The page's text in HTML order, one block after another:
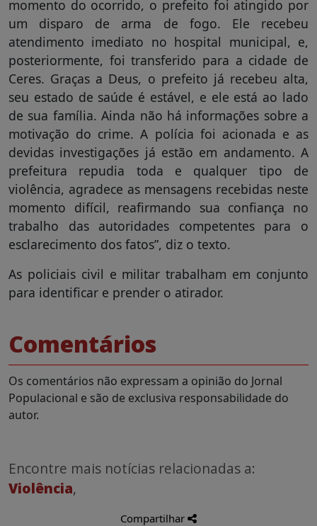
momento do ocorrido, o prefeito foi atingido por
um disparo de arma de fogo. Ele recebeu
atendimento imediato no hospital municipal, e,
posteriormente, foi transferido para a cidade de
Ceres. Graças a Deus, o prefeito já recebeu alta,
seu estado de saúde é estável, e ele está ao lado
de sua família. Ainda não há informações sobre a
motivação do crime. A polícia foi acionada e as
devidas investigações já estão em andamento. A
prefeitura repudia toda e qualquer tipo de
violência, agradece as mensagens recebidas neste
momento difícil, reafirmando sua confiança no
trabalho das autoridades competentes para o
esclarecimento dos fatos”, diz o texto.
As policiais civil e militar trabalham em conjunto
para identificar e prender o atirador.
Comentários
Os comentários não expressam a opinião do Jornal
Populacional e são de exclusiva responsabilidade do
autor.
Encontre mais notícias relacionadas a:
Violência,
Compartilhar